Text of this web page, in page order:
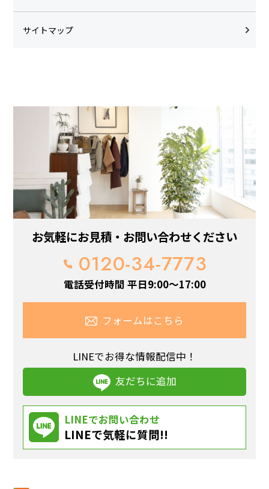
サイトマップ
お気軽にお見積・お問い合わせください
0120-34-7773
電話受付時間 平日9:00～17:00
フォームはこちら
LINEでお得な情報配信中！
友だちに追加
LINEでお問い合わせ
LINEで気軽に質問!!